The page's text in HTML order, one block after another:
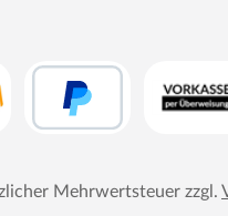
Mehrwertsteuer zzgl.